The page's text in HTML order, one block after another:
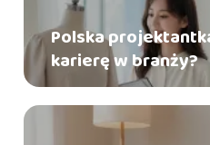
Polska
karierę w branży?